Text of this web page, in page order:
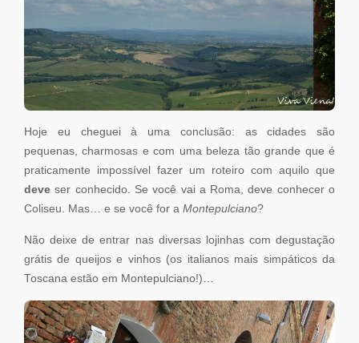
Hoje eu cheguei à uma conclusão: as cidades são
pequenas, charmosas e com uma beleza tão grande que é
praticamente impossível fazer um roteiro com aquilo que
deve ser conhecido. Se você vai a Roma, deve conhecer o
Coliseu. Mas… e se você for a Montepulciano?
Não deixe de entrar nas diversas lojinhas com degustação
grátis de queijos e vinhos (os italianos mais simpáticos da
Toscana estão em Montepulciano!)…